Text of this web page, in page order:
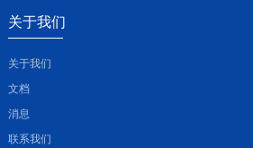
关于我们
关于我们
文档
消息
联系我们